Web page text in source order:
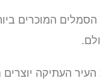
המוכרים
העתיקה